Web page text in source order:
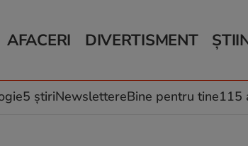
AFACERI
Auto
Locuri de muncă
DIVERTISMENT
Horoscop
Muzică și Filme
5 știriNewslettereBine pentru tine115